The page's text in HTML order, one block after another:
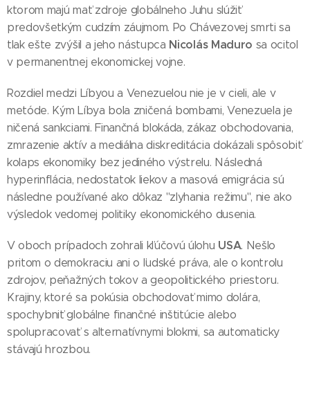
ktorom majú mať zdroje globálneho Juhu slúžiť
predovšetkým cudzím záujmom. Po Chávezovej smrti sa
tlak ešte zvýšil a jeho nástupca Nicolás Maduro sa ocitol
v permanentnej ekonomickej vojne.
Rozdiel medzi Líbyou a Venezuelou nie je v cieli, ale v
metóde. Kým Líbya bola zničená bombami, Venezuela je
ničená sankciami. Finančná blokáda, zákaz obchodovania,
zmrazenie aktív a mediálna diskreditácia dokázali spôsobiť
kolaps ekonomiky bez jediného výstrelu. Následná
hyperinflácia, nedostatok liekov a masová emigrácia sú
následne používané ako dôkaz "zlyhania režimu", nie ako
výsledok vedomej politiky ekonomického dusenia.
V oboch prípadoch zohrali kľúčovú úlohu USA. Nešlo
pritom o demokraciu ani o ľudské práva, ale o kontrolu
zdrojov, peňažných tokov a geopolitického priestoru.
Krajiny, ktoré sa pokúsia obchodovať mimo dolára,
spochybniť globálne finančné inštitúcie alebo
spolupracovať s alternatívnymi blokmi, sa automaticky
stávajú hrozbou.